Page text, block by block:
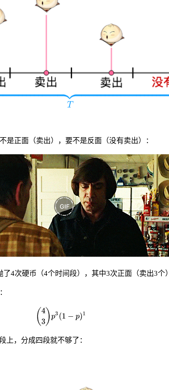
是正面（卖出），要不是反面（没有卖出）：
4次硬币（4个时间段），其中3次正面（卖出3个
上，分成四段就不够了：